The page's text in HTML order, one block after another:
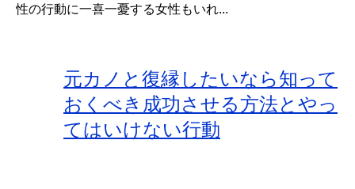
性の行動に一喜一憂する女性もいれ...
元カノと復縁したいなら知って
おくべき成功させる方法とやっ
てはいけない行動